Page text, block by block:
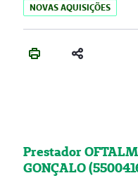
NOVAS AQUISIÇÕES
Prestador
GONÇALO